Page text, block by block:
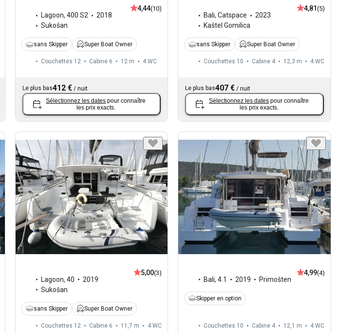
Lagoon, 400 S2
2018
Sukošan
4,44(10)
sans Skipper Super Boat Owner
Couchettes 12 Cabine 6 12 m 4 WC
Le plus bas412 €/ nuit
Sélectionnez les dates pour connaître
les prix exacts.
Bali,Catspace
2023
Kaštel Gomilica
4,81 (5)
sans Skipper Super Boat Owner
Couchettes 10 Cabine 4 12,3 m 4 WC
Le plus bas407 € /nuit
Sélectionnez les dates pour connaître
les prix exacts.
Lagoon, 40
2019
Sukošan
5,00(3)
sans Skipper Super Boat Owner
Couchettes 12 Cabine 6 11,7 m 4 WC
Bali,4.1 2019 Primošten
4,99(4)
Skipper en option
Couchettes 10 Cabine 4 12,1 m 4 WC